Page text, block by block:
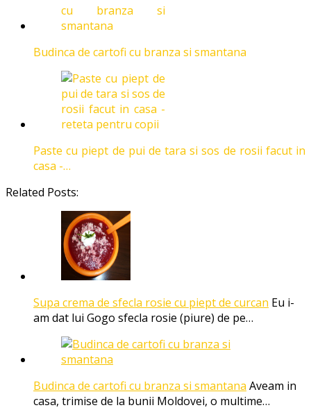
Budinca de cartofi cu branza si smantana
Paste cu piept de pui de tara si sos de rosii facut in
casa -…
Related Posts:
Supa crema de sfecla rosie cu piept de curcan Eu i-
am dat lui Gogo sfecla rosie (piure) de pe…
Budinca de cartofi cu branza si smantana Aveam in
casa, trimise de la bunii Moldovei, o multime…